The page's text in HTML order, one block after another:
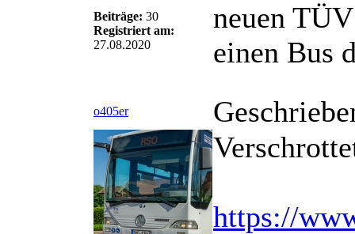
Beiträge: 30
Registriert am:
27.08.2020
neuen
einen Bus
o405er
https://